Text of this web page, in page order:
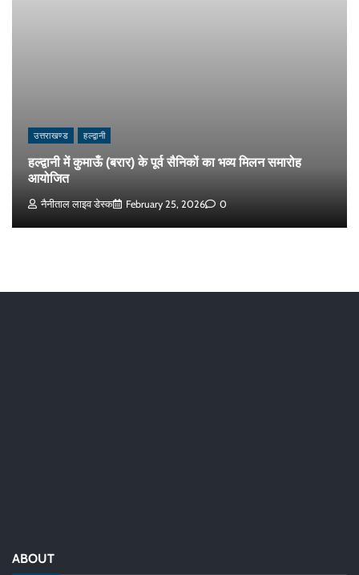
उत्तराखण्ड हल्द्वानी
हल्द्वानी में कुमाऊँ (बरार) के पूर्व सैनिकों का भव्य मिलन समारोह
आयोजित
नैनीताल लाइव डेस्क February 25, 2026 0
ABOUT